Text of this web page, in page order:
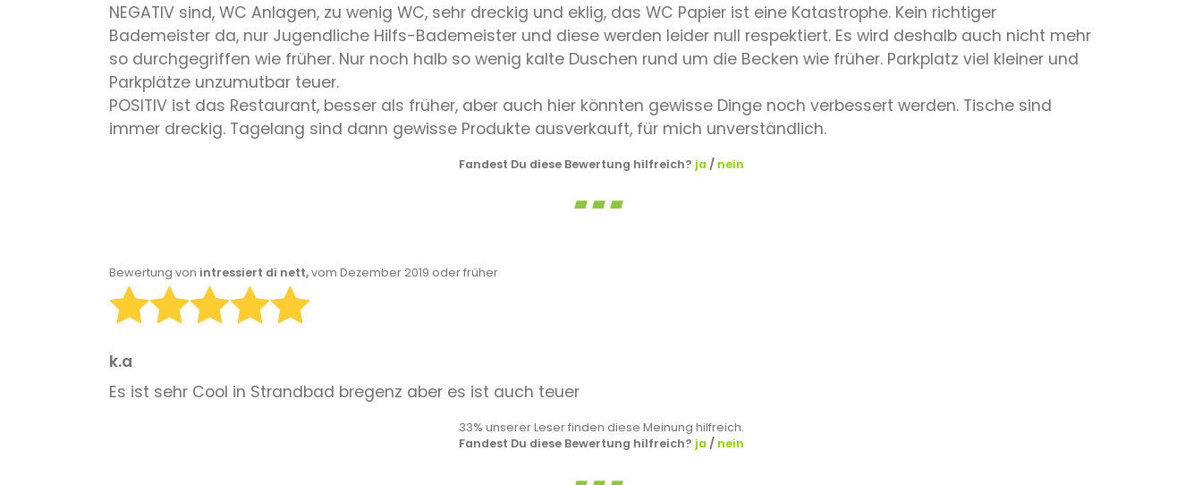
NEGATIV sind, WC Anlagen, zu wenig WC, sehr dreckig und eklig, das WC Papier ist eine Katastrophe. Kein richtiger
Bademeister da, nur Jugendliche Hilfs-Bademeister und diese werden leider null respektiert. Es wird deshalb auch nicht mehr
so durchgegriffen wie früher. Nur noch halb so wenig kalte Duschen rund um die Becken wie früher. Parkplatz viel kleiner und
Parkplätze unzumutbar teuer.
POSITIV ist das Restaurant, besser als früher, aber auch hier könnten gewisse Dinge noch verbessert werden. Tische sind
immer dreckig. Tagelang sind dann gewisse Produkte ausverkauft, für mich unverständlich.
Fandest Du diese Bewertung hilfreich? ja / nein
Bewertung von intressiert di nett,vom Dezember 2019 oder früher
k.a
Es ist sehr Cool in Strandbad bregenz aber es ist auch teuer
33% unserer Leser finden diese Meinung hilfreich.
Fandest Du diese Bewertung hilfreich? ja / nein